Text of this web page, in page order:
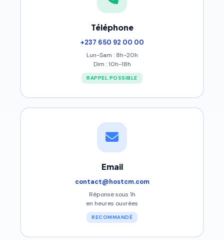
Téléphone
+237 650 92 00 00
Lun-Sam : 8h-20h
Dim : 10h-18h
RAPPEL POSSIBLE
Email
contact@hostcm.com
Réponse sous 1h
en heures ouvrées
RECOMMANDÉ